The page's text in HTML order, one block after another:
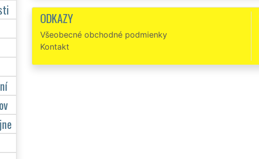
ODKAZY
Všeobecné obchodné podmienky
Kontakt